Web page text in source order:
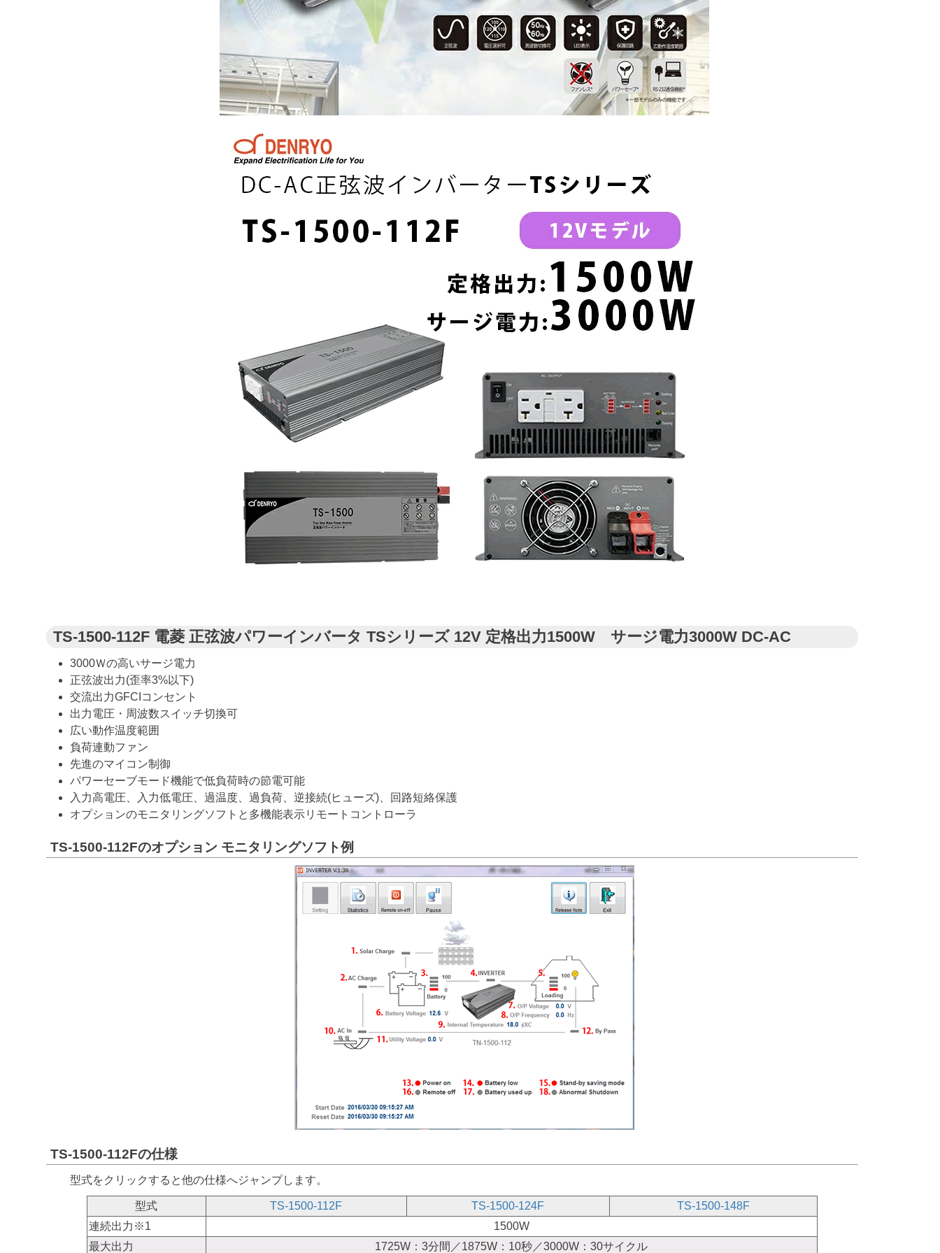
TS-1500-112F 電菱 正弦波パワーインバータ TSシリーズ 12V 定格出力1500W サージ電力3000W DC-AC
3000Ｗの高いサージ電力
正弦波出力(歪率3%以下)
交流出力GFCIコンセント
出力電圧・周波数スイッチ切換可
広い動作温度範囲
負荷連動ファン
先進のマイコン制御
パワーセーブモード機能で低負荷時の節電可能
入力高電圧、入力低電圧、過温度、過負荷、逆接続(ヒューズ)、回路短絡保護
オプションのモニタリングソフトと多機能表示リモートコントローラ
TS-1500-112Fのオプション モニタリングソフト例
TS-1500-112Fの仕様
型式をクリックすると他の仕様へジャンプします。
型式 TS-1500-112F TS-1500-124F
TS-1500-148F
連続出力※1
1500W
最大出力
1725W：3分間／1875W：10秒／3000W：30サイクル